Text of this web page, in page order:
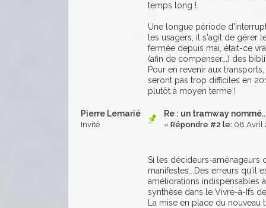
temps long !
Une longue période
les usagers, il s'agit de gérer
fermée depuis mai, était-ce
(afin de compenser...) des
Pour en revenir aux
seront pas trop difficiles en
plutôt à moyen terme !
Pierre Lemarié
Invité
Re : un tramway
« Répondre #2 le: 08 Avril
Si les décideurs-aménageurs
manifestes...Des erreurs qu'il
améliorations indispensables
synthèse dans le Vivre-à-Ifs
La mise en place du